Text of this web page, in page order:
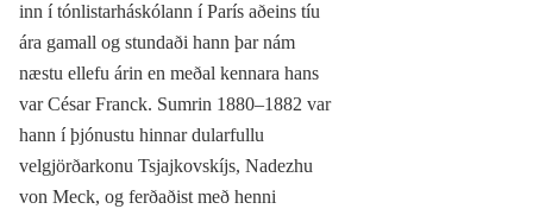
inn í tónlistarháskólann í París aðeins tíu
ára gamall og stundaði hann þar nám
næstu ellefu árin en meðal kennara hans
var César Franck. Sumrin 1880–1882 var
hann í þjónustu hinnar dularfullu
velgjörðarkonu Tsjajkovskíjs, Nadezhu
von Meck, og ferðaðist með henni